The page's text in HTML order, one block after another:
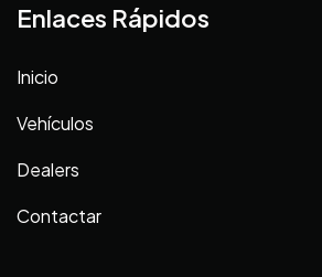
Enlaces Rápidos
Inicio
Vehículos
Dealers
Contactar